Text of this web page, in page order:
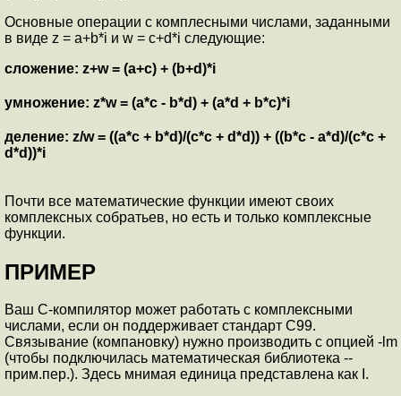
Основные операции с комплесными числами, заданными
в виде z = a+b*i и w = c+d*i следующие:
сложение: z+w = (a+c) + (b+d)*i
умножение: z*w = (a*c - b*d) + (a*d + b*c)*i
деление: z/w = ((a*c + b*d)/(c*c + d*d)) + ((b*c - a*d)/(c*c +
d*d))*i
Почти все математические функции имеют своих
комплексных собратьев, но есть и только комплексные
функции.
ПРИМЕР
Ваш C-компилятор может работать с комплексными
числами, если он поддерживает стандарт C99.
Связывание (компановку) нужно производить с опцией -lm
(чтобы подключилась математическая библиотека --
прим.пер.). Здесь мнимая единица представлена как I.